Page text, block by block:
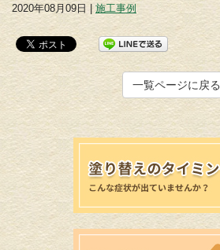
2020年08月09日 | 施工事例
一覧ページに戻る